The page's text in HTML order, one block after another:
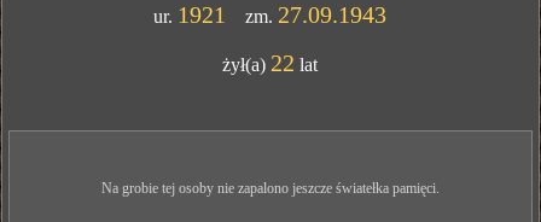
ur. 1921 zm. 27.09.1943
żył(a) 22 lat
Na grobie tej osoby nie zapalono jeszcze światełka pamięci.